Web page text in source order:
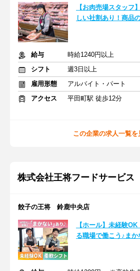
【お肉売場スタッフ
しい社割あり！商品
給与
時給1240円以上
シフト
週3日以上
雇用形態
アルバイト・パート
アクセス
平田町駅 徒歩12分
この企業の求人一覧を
株式会社王将フードサービス
餃子の王将 鈴鹿中央店
【ホール】未経験
る職場で働こう♪ま